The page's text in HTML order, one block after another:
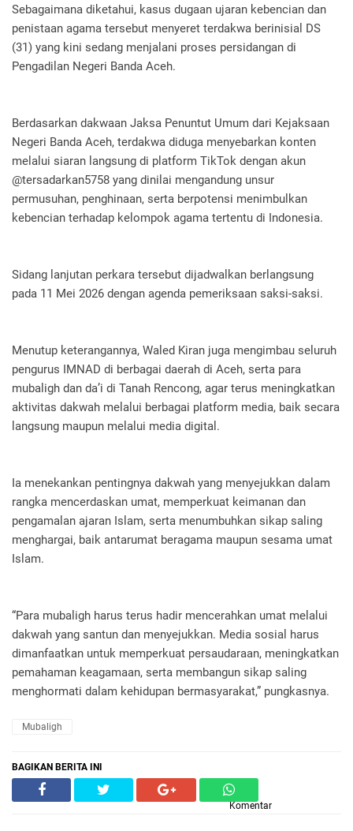
Sebagaimana diketahui, kasus dugaan ujaran kebencian dan
penistaan agama tersebut menyeret terdakwa berinisial DS
(31) yang kini sedang menjalani proses persidangan di
Pengadilan Negeri Banda Aceh.
Berdasarkan dakwaan Jaksa Penuntut Umum dari Kejaksaan
Negeri Banda Aceh, terdakwa diduga menyebarkan konten
melalui siaran langsung di platform TikTok dengan akun
@tersadarkan5758 yang dinilai mengandung unsur
permusuhan, penghinaan, serta berpotensi menimbulkan
kebencian terhadap kelompok agama tertentu di Indonesia.
Sidang lanjutan perkara tersebut dijadwalkan berlangsung
pada 11 Mei 2026 dengan agenda pemeriksaan saksi-saksi.
Menutup keterangannya, Waled Kiran juga mengimbau seluruh
pengurus IMNAD di berbagai daerah di Aceh, serta para
mubaligh dan da’i di Tanah Rencong, agar terus meningkatkan
aktivitas dakwah melalui berbagai platform media, baik secara
langsung maupun melalui media digital.
Ia menekankan pentingnya dakwah yang menyejukkan dalam
rangka mencerdaskan umat, memperkuat keimanan dan
pengamalan ajaran Islam, serta menumbuhkan sikap saling
menghargai, baik antarumat beragama maupun sesama umat
Islam.
“Para mubaligh harus terus hadir mencerahkan umat melalui
dakwah yang santun dan menyejukkan. Media sosial harus
dimanfaatkan untuk memperkuat persaudaraan, meningkatkan
pemahaman keagamaan, serta membangun sikap saling
menghormati dalam kehidupan bermasyarakat,” pungkasnya.
Mubaligh
BAGIKAN BERITA INI
Komentar